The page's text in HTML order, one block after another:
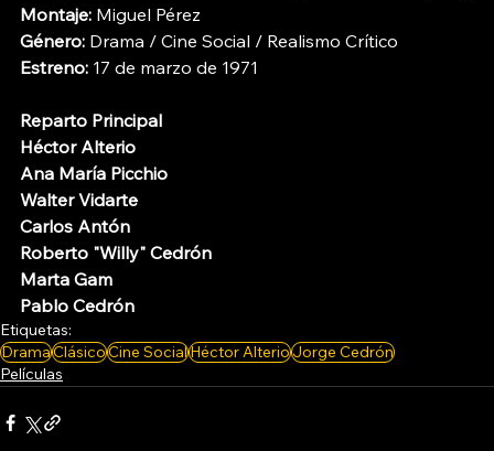
Montaje: Miguel Pérez
Género: Drama / Cine Social / Realismo Crítico
Estreno: 17 de marzo de 1971
Reparto Principal
Héctor Alterio
Ana María Picchio
Walter Vidarte
Carlos Antón
Roberto "Willy" Cedrón
Marta Gam
Pablo Cedrón
Etiquetas:
DramaClásicoCine SocialHéctor AlterioJorge Cedrón
Películas